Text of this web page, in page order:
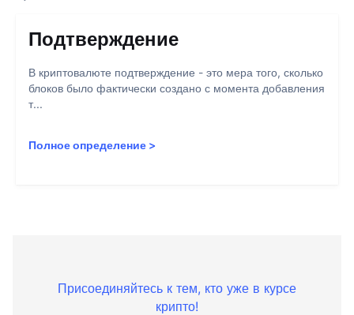
Подтверждение
В криптовалюте подтверждение - это мера того, сколько
блоков было фактически создано с момента добавления
т...
Полное определение >
Присоединяйтесь к тем, кто уже в курсе
крипто!